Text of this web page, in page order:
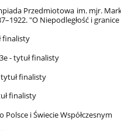
Przedmiotowa im. mjr.
"O Niepodległość i
finalisty
- tytuł finalisty
tytuł finalisty
finalisty
Polsce i Świecie Współczesnym